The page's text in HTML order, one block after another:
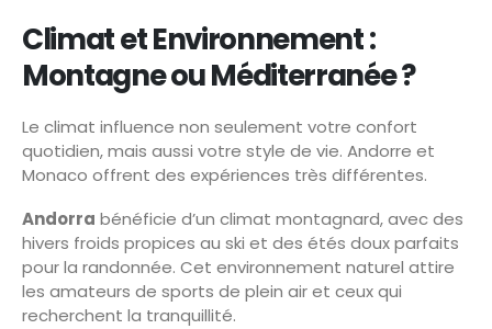
Climat et Environnement :
Montagne ou Méditerranée ?
Le climat influence non seulement votre confort
quotidien, mais aussi votre style de vie. Andorre et
Monaco offrent des expériences très différentes.
Andorra bénéficie d’un climat montagnard, avec des
hivers froids propices au ski et des étés doux parfaits
pour la randonnée. Cet environnement naturel attire
les amateurs de sports de plein air et ceux qui
recherchent la tranquillité.